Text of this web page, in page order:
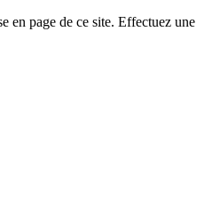
en page de ce site. Effectuez une